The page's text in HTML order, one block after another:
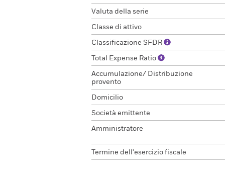
Valuta della serie
Classe di attivo
Classificazione SFDR
Total Expense Ratio
Accumulazione/ Distribuzione
provento
Domicilio
Società emittente
Amministratore
Termine dell'esercizio fiscale